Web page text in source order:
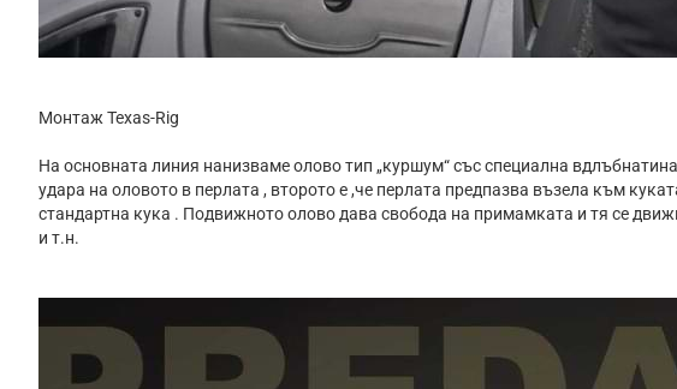
Монтаж Texas-Rig
На основната линия нанизваме олово тип „куршум“ със специална
удара на оловото в перлата , второто е ,че перлата предпазва възела към
стандартна кука . Подвижното олово дава свобода на примамката и тя се
и т.н.